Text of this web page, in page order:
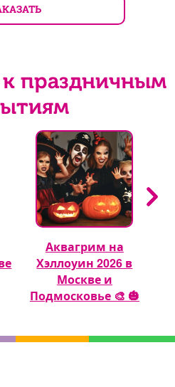
праздничным
Аквагрим на
Хэллоуин 2026 в
Москве и
Подмосковье 🎨 🎃